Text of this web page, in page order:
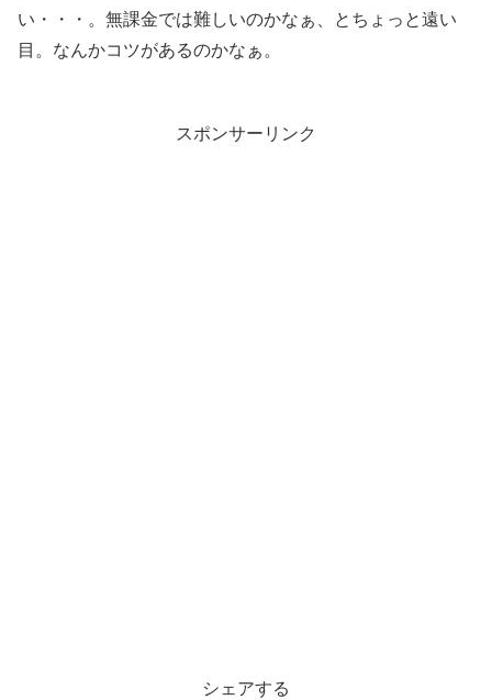
い・・・。無課金では難しいのかなぁ、とちょっと遠い
目。なんかコツがあるのかなぁ。
スポンサーリンク
シェアする